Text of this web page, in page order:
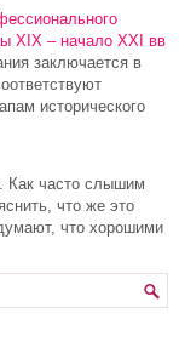
XIX – начало XXI вв
заключается в
исторического
Как часто слышим
что же это
что хорошими